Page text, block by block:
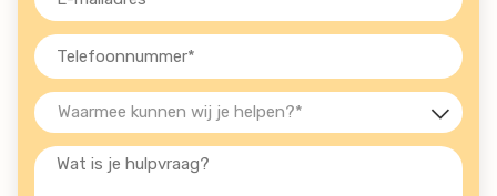
mailadres
(Vereist)
Telefoon
(Vereist)
Waarmee
kunnen
wij
Wat